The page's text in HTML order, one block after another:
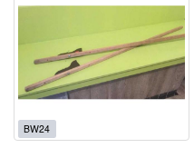
BW24